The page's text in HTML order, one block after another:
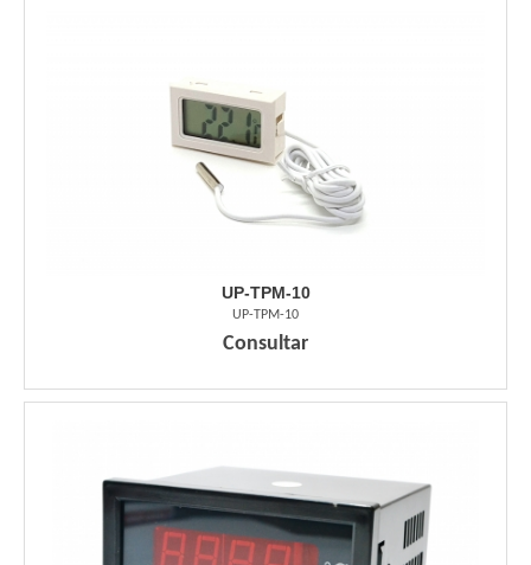
UP-TPM-10
UP-TPM-10
Consultar